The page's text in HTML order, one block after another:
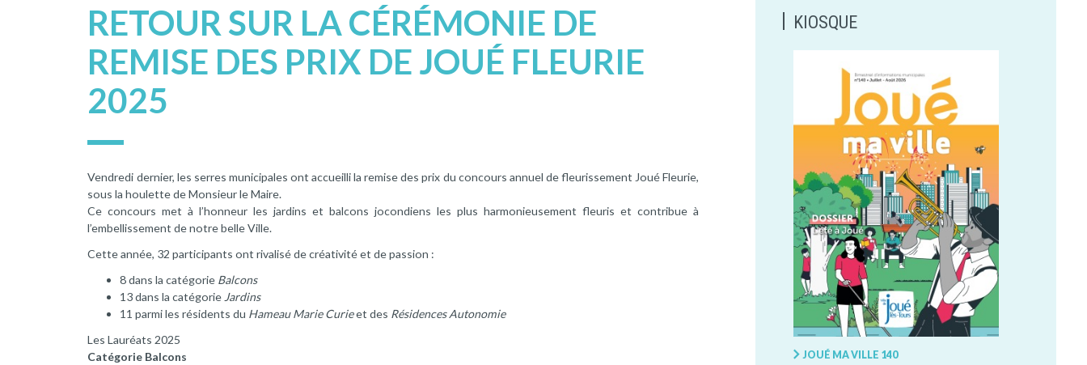
RETOUR SUR LA CÉRÉMONIE DE
REMISE DES PRIX DE JOUÉ FLEURIE
2025
Vendredi dernier, les serres municipales ont accueilli la remise des prix du concours annuel de fleurissement Joué Fleurie,
sous la houlette de Monsieur le Maire.
Ce concours met à l’honneur les jardins et balcons jocondiens les plus harmonieusement fleuris et contribue à
l’embellissement de notre belle Ville.
Cette année, 32 participants ont rivalisé de créativité et de passion :
8 dans la catégorie Balcons
13 dans la catégorie Jardins
11 parmi les résidents du Hameau Marie Curieet des Résidences Autonomie
Les Lauréats 2025
Catégorie Balcons
KIOSQUE
JOUÉ MA VILLE 140